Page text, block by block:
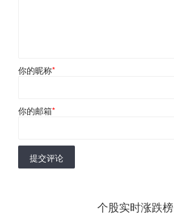
你的昵称*
你的邮箱*
提交评论
个股实时涨跌榜